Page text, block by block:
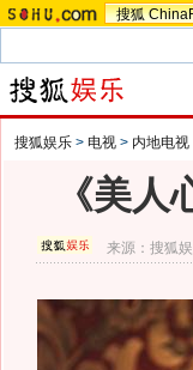
搜狐
搜狐娱乐 > 电视 > 内地电视
《美
来源：搜狐